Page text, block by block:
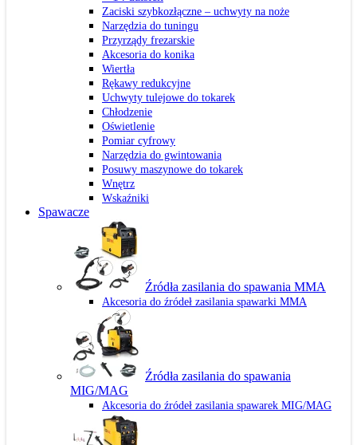
Zaciski szybkozłączne – uchwyty na noże
Narzędzia do tuningu
Przyrządy frezarskie
Akcesoria do konika
Wiertła
Rękawy redukcyjne
Uchwyty tulejowe do tokarek
Chłodzenie
Oświetlenie
Pomiar cyfrowy
Narzędzia do gwintowania
Posuwy maszynowe do tokarek
Wnętrz
Wskaźniki
Spawacze
Źródła zasilania do spawania MMA
Akcesoria do źródeł zasilania spawarki MMA
Źródła zasilania do spawania
MIG/MAG
Akcesoria do źródeł zasilania spawarek MIG/MAG